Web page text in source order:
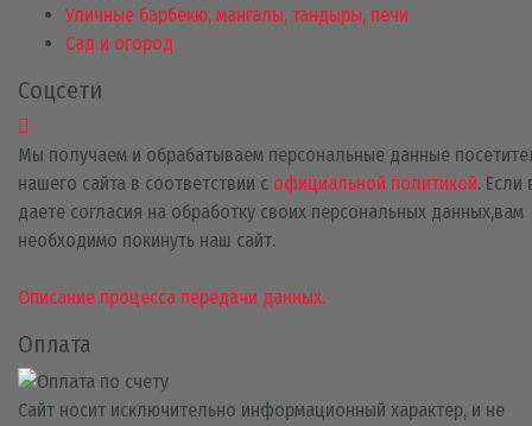
Уличные барбекю, мангалы, тандыры, печи
Сад и огород
Соцсети
Мы получаем и обрабатываем персональные данные
нашего сайта в соответствии с официальной политикой. Если
даете согласия на обработку своих персональных данных,вам
необходимо покинуть наш сайт.
Описание процесса передачи данных.
Оплата
Сайт носит исключительно информационный характер, и не